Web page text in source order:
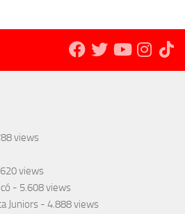
views
views
- 5.608 views
Juniors - 4.888 views